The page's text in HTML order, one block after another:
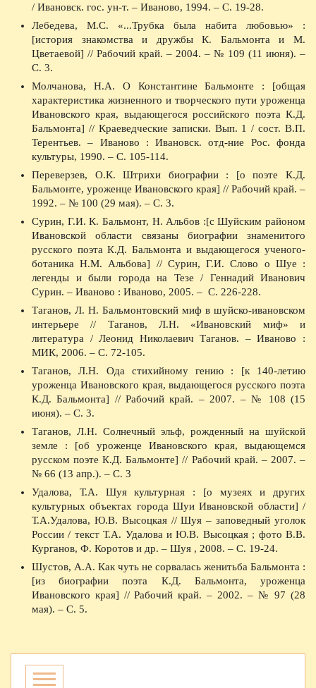
/ Ивановск. гос. ун-т. – Иваново, 1994. – С. 19-28.
Лебедева, М.С. «...Трубка была набита любовью» :
[история знакомства и дружбы К. Бальмонта и М.
Цветаевой] // Рабочий край. – 2004. – № 109 (11 июня). –
С. 3.
Молчанова, Н.А. О Константине Бальмонте : [общая
характеристика жизненного и творческого пути уроженца
Ивановского края, выдающегося российского поэта К.Д.
Бальмонта] // Краеведческие записки. Вып. 1 / сост. В.П.
Терентьев. – Иваново : Ивановск. отд-ние Рос. фонда
культуры, 1990. – С. 105-114.
Переверзев, О.К. Штрихи биографии : [о поэте К.Д.
Бальмонте, уроженце Ивановского края] // Рабочий край. –
1992. – № 100 (29 мая). – С. 3.
Сурин, Г.И. К. Бальмонт, Н. Альбов :[с Шуйским районом
Ивановской области связаны биографии знаменитого
русского поэта К.Д. Бальмонта и выдающегося ученого-
ботаника Н.М. Альбова] // Сурин, Г.И. Слово о Шуе :
легенды и были города на Тезе / Геннадий Иванович
Сурин. – Иваново : Иваново, 2005. – С. 226-228.
Таганов, Л. Н. Бальмонтовский миф в шуйско-ивановском
интерьере // Таганов, Л.Н. «Ивановский миф» и
литература / Леонид Николаевич Таганов. – Иваново :
МИК, 2006. – С. 72-105.
Таганов, Л.Н. Ода стихийному гению : [к 140-летию
уроженца Ивановского края, выдающегося русского поэта
К.Д. Бальмонта] // Рабочий край. – 2007. – № 108 (15
июня). – С. 3.
Таганов, Л.Н. Солнечный эльф, рожденный на шуйской
земле : [об уроженце Ивановского края, выдающемся
русском поэте К.Д. Бальмонте] // Рабочий край. – 2007. –
№ 66 (13 апр.). – С. 3
Удалова, Т.А. Шуя культурная : [о музеях и других
культурных объектах города Шуи Ивановской области] /
Т.А.Удалова, Ю.В. Высоцкая // Шуя – заповедный уголок
России / текст Т.А. Удалова и Ю.В. Высоцкая ; фото В.В.
Курганов, Ф. Коротов и др. – Шуя , 2008. – С. 19-24.
Шустов, А.А. Как чуть не сорвалась женитьба Бальмонта :
[из биографии поэта К.Д. Бальмонта, уроженца
Ивановского края] // Рабочий край. – 2002. – № 97 (28
мая). – С. 5.